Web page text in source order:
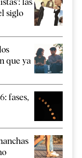
siglo
que ya
fases,